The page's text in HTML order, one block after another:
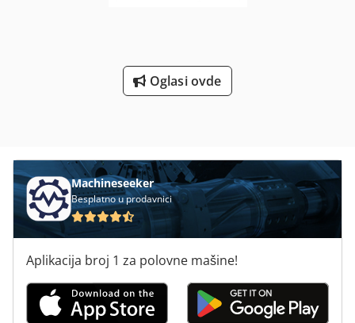
Oglasi ovde
Machineseeker
Besplatno u prodavnici
Aplikacija broj 1 za polovne mašine!